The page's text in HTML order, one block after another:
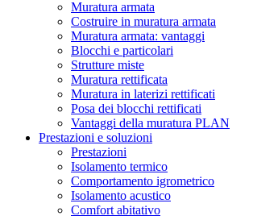
Muratura armata
Costruire in muratura armata
Muratura armata: vantaggi
Blocchi e particolari
Strutture miste
Muratura rettificata
Muratura in laterizi rettificati
Posa dei blocchi rettificati
Vantaggi della muratura PLAN
Prestazioni e soluzioni
Prestazioni
Isolamento termico
Comportamento igrometrico
Isolamento acustico
Comfort abitativo